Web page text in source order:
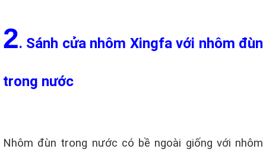
2. Sánh cửa nhôm Xingfa với nhôm đùn
trong nước
Nhôm đùn trong nước có bề ngoài giống với nhôm